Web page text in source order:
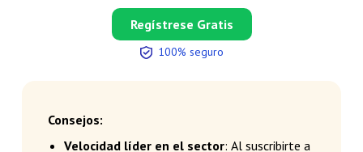
Regístrese Gratis
100% seguro
Consejos:
Velocidad líder en el sector: Al suscribirte a